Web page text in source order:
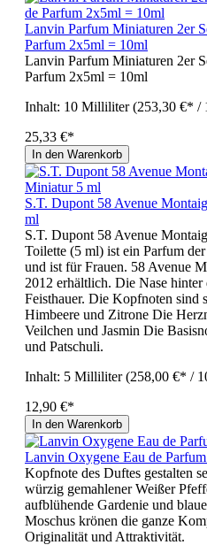
Lanvin Parfum Miniaturen 2er
Parfum 2x5ml = 10ml
Lanvin Parfum Miniaturen 2er
Parfum 2x5ml = 10ml
Inhalt: 10 Milliliter(253,30 €* /
25,33 €*
In den Warenkorb
S.T. Dupont 58 Avenue
ml
S.T. Dupont 58 Avenue
Toilette (5 ml) ist ein Parfum
und ist für Frauen. 58 Avenue
2012 erhältlich. Die Nase
Feisthauer. Die Kopfnoten sind
Himbeere und Zitrone Die
Veilchen und Jasmin Die
und Patschuli.
Inhalt: 5 Milliliter(258,00 €* /
12,90 €*
In den Warenkorb
Lanvin Oxygene Eau de
Kopfnote des Duftes gestalten
würzig gemahlener Weißer
aufblühende Gardenie und
Moschus krönen die ganze
Originalität und Attraktivität.